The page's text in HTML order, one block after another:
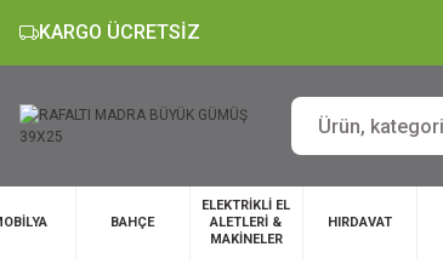
KARGO ÜCRETSİZ
BAHÇE
ELEKTRİKLİ EL
ALETLERİ &
MAKİNELER
HIRDAVAT